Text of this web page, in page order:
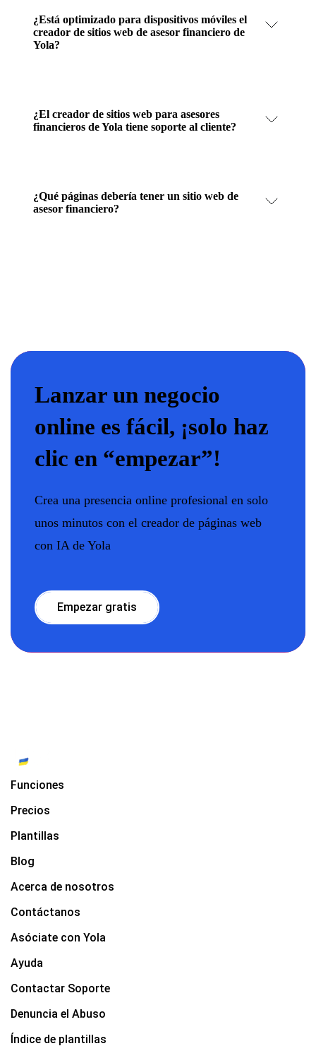
¿Está optimizado para dispositivos móviles el
creador de sitios web de asesor financiero de
Yola?
¿El creador de sitios web para asesores
financieros de Yola tiene soporte al cliente?
¿Qué páginas debería tener un sitio web de
asesor financiero?
Lanzar un negocio
online es fácil, ¡solo haz
clic en “empezar”!
Crea una presencia online profesional en solo
unos minutos con el creador de páginas web
con IA de Yola
Empezar gratis
Funciones
Precios
Plantillas
Blog
Acerca de nosotros
Contáctanos
Asóciate con Yola
Ayuda
Contactar Soporte
Denuncia el Abuso
Índice de plantillas